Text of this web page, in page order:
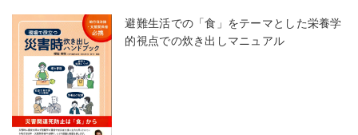
避難生活での「食」をテーマとした栄養学
的視点での炊き出しマニュアル